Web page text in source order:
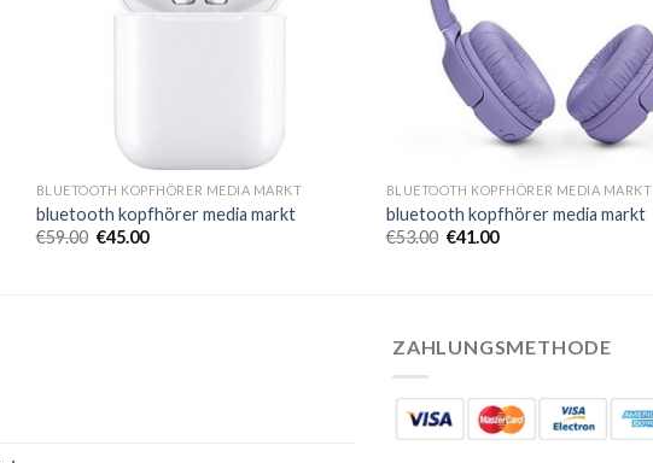
BLUETOOTH KOPFHÖRER MEDIA MARKT
bluetooth kopfhörer media markt
€59.00 €45.00
BLUETOOTH KOPFHÖRER MEDIA MARKT
bluetooth kopfhörer media markt
€53.00 €41.00
ZAHLUNGSMETHODE